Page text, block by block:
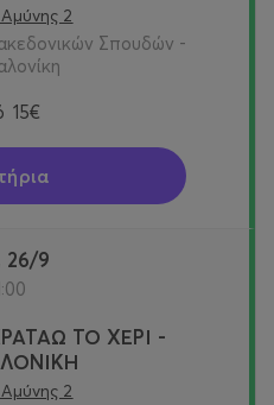
Αμύνης 2
Σπουδών -
15€
26/9
ΤΟ ΧΕΡΙ -
Αμύνης 2